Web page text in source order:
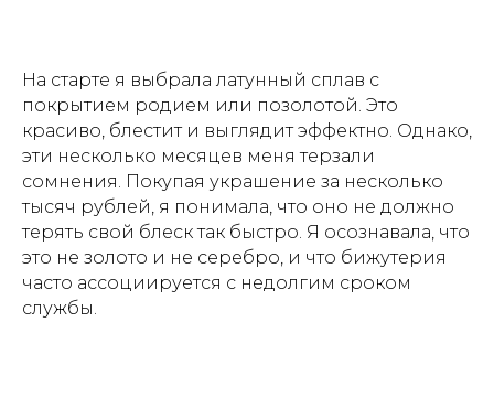
На старте я выбрала латунный сплав с
покрытием родием или позолотой. Это
красиво, блестит и выглядит эффектно. Однако,
эти несколько месяцев меня терзали
сомнения. Покупая украшение за несколько
тысяч рублей, я понимала, что оно не должно
терять свой блеск так быстро. Я осознавала, что
это не золото и не серебро, и что бижутерия
часто ассоциируется с недолгим сроком
службы.